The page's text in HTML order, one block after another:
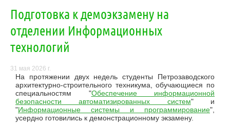
Подготовка к демоэкзамену на
отделении Информационных
технологий
31 мая 2026 г.
На протяжении двух недель студенты Петрозаводского
архитектурно-строительного техникума, обучающиеся по
специальностям "Обеспечение информационной
безопасности автоматизированных систем" и
"Информационные системы и программирование",
усердно готовились к демонстрационному экзамену.